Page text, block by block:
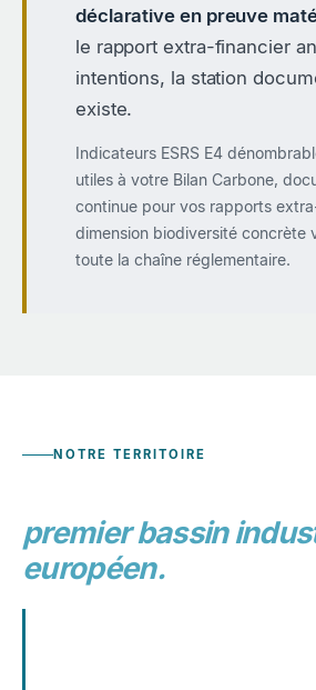
déclarative en preuve
le rapport extra-financier
intentions, la station
existe.
Indicateurs ESRS E4
utiles à votre Bilan Carbone,
continue pour vos rapports
dimension biodiversité concrète
toute la chaîne réglementaire.
NOTRE TERRITOIRE
premier bassin
européen.